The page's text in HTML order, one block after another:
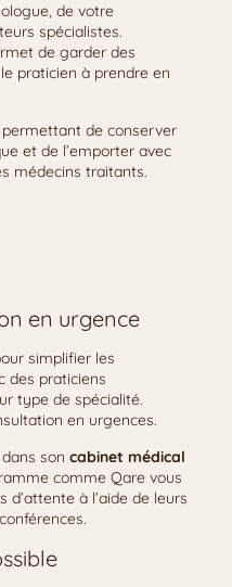
de votre
spécialistes.
de garder des
praticien à prendre en
de conserver
et de l’emporter avec
médecins traitants.
en urgence
simplifier les
des praticiens
type de spécialité.
en urgences.
son cabinet médical
comme Qare vous
à l’aide de leurs